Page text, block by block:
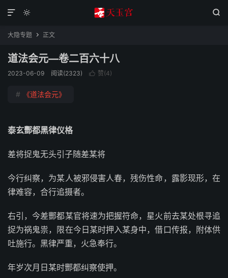
 

大隐专题  正文
道法会元—卷二百六十八
2023-06-09 阅读(2323)  赞(4)
# 《道法会元》
泰玄酆都黑律仪格
差将捉鬼无头引子随差某将
今行纠察，为某人被邪侵害人春，残伤性命，露影现形，在
律难容，合行追摄者。
右引，今差酆都某官将速为把握符命，星火前去某处根寻追
捉为祸鬼祟，限在今日某时押入某身中，借口传报，附体供
吐施行。黑律严重，火急奉行。
年岁次月日某时酆都纠察使押。